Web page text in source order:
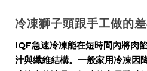
冷凍獅子頭跟手工做的
IQF急速冷凍能在短時間內將肉
汁與纖維結構。一般家用冷凍因